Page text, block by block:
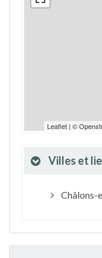
Leaflet | ©
Villes et
Châlons-